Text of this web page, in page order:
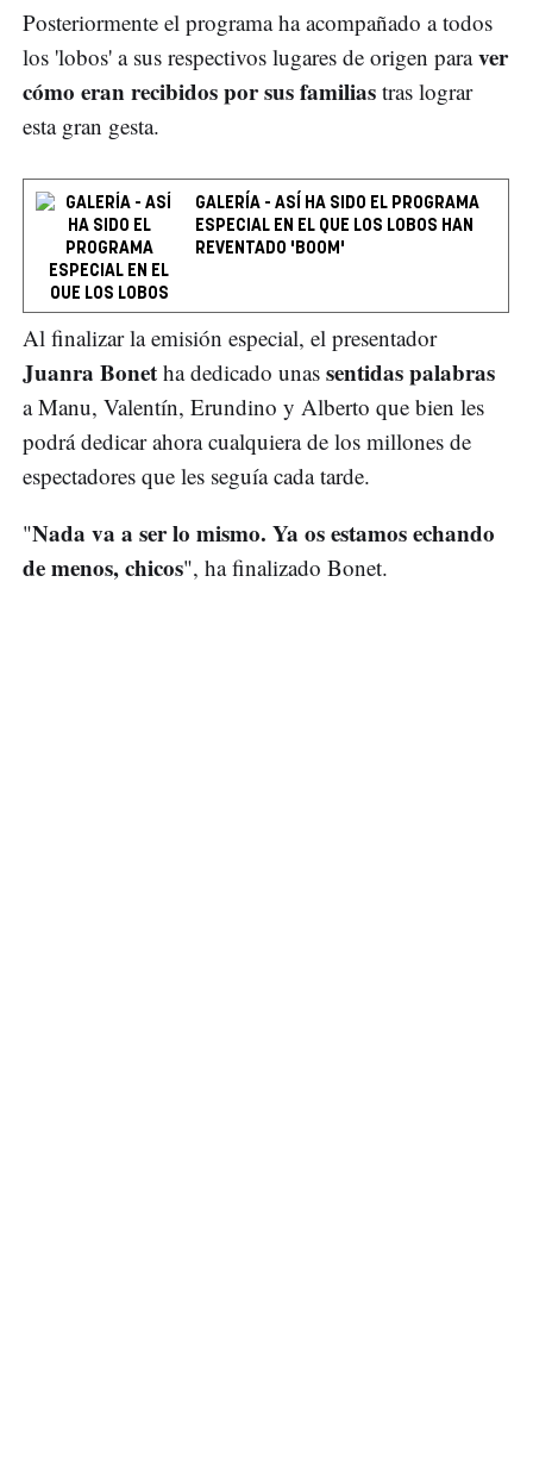
Posteriormente el programa ha acompañado a todos
los 'lobos' a sus respectivos lugares de origen paraver
cómo eran recibidos por sus familias tras lograr
esta gran gesta.
GALERÍA - ASÍ HA SIDO EL PROGRAMA
ESPECIAL EN EL QUE LOS LOBOS HAN
REVENTADO 'BOOM'
Al finalizar la emisión especial, el presentador
Juanra Bonet ha dedicado unas sentidas palabras
a Manu, Valentín, Erundino y Alberto que bien les
podrá dedicar ahora cualquiera de los millones de
espectadores que les seguía cada tarde.
"Nada va a ser lo mismo. Ya os estamos echando
de menos, chicos", ha finalizado Bonet.